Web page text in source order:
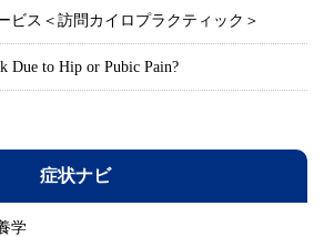
ビス＜訪問カイロプラクティック＞
Due to Hip or Pubic Pain?
症状ナビ
学